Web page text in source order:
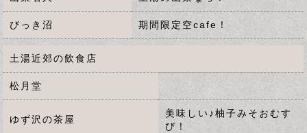
びっき沼 期間限定空cafe！
土湯近郊の飲食店
松月堂
ゆず沢の茶屋
美味しい♪柚子みそおむす
び！